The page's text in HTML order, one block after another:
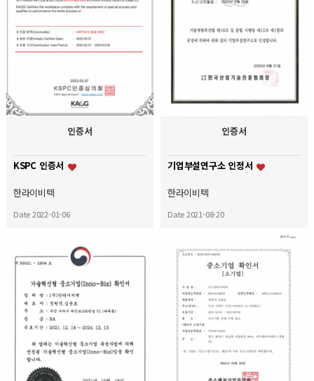
인증서
KSPC 인증서
한라이비텍
Date 2022-01-06
인증서
기업부설연구소 인정서
한라이비텍
Date 2021-08-20